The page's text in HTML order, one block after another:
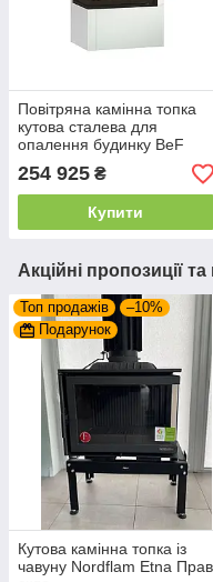
Повітряна камінна топка
кутова сталева для
опалення будинку BeF
CL/CP (7 кВт)
254 925 ₴
Купити
Акційні пропозиції
Топ продажів
–10%
Подарунок
Кутова камінна топка із
чавуну Nordflam Etna